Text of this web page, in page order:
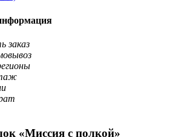
заказ
«Миссия с полкой»